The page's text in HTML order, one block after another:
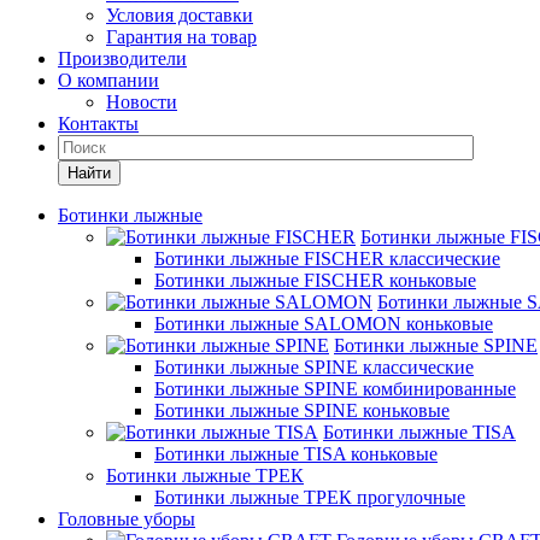
Условия доставки
Гарантия на товар
Производители
О компании
Новости
Контакты
Найти
Ботинки лыжные
Ботинки лыжные
Ботинки лыжные FISCHER классические
Ботинки лыжные FISCHER коньковые
Ботинки лыжные
Ботинки лыжные SALOMON коньковые
Ботинки лыжные SPINE
Ботинки лыжные SPINE классические
Ботинки лыжные SPINE комбинированные
Ботинки лыжные SPINE коньковые
Ботинки лыжные TISA
Ботинки лыжные TISA коньковые
Ботинки лыжные ТРЕК
Ботинки лыжные ТРЕК прогулочные
Головные уборы